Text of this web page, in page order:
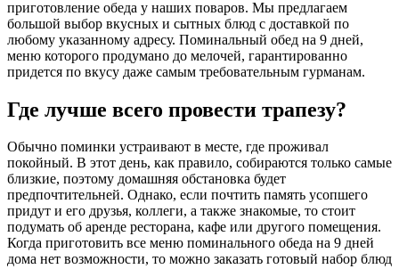
приготовление обеда у наших поваров. Мы предлагаем
большой выбор вкусных и сытных блюд с доставкой по
любому указанному адресу. Поминальный обед на 9 дней,
меню которого продумано до мелочей, гарантированно
придется по вкусу даже самым требовательным гурманам.
Где лучше всего провести трапезу?
Обычно поминки устраивают в месте, где проживал
покойный. В этот день, как правило, собираются только самые
близкие, поэтому домашняя обстановка будет
предпочтительней. Однако, если почтить память усопшего
придут и его друзья, коллеги, а также знакомые, то стоит
подумать об аренде ресторана, кафе или другого помещения.
Когда приготовить все меню поминального обеда на 9 дней
дома нет возможности, то можно заказать готовый набор блюд